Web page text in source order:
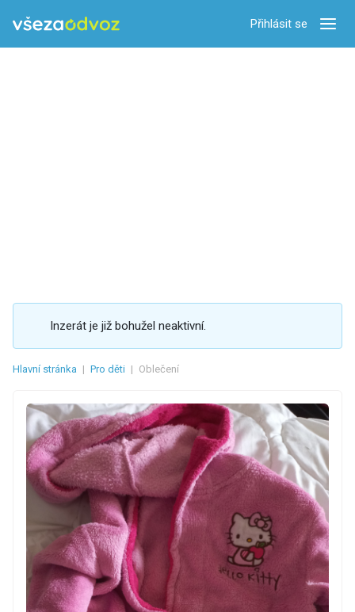
Přihlásit se
Inzerát je již bohužel neaktivní.
Hlavní stránka | Pro děti | Oblečení